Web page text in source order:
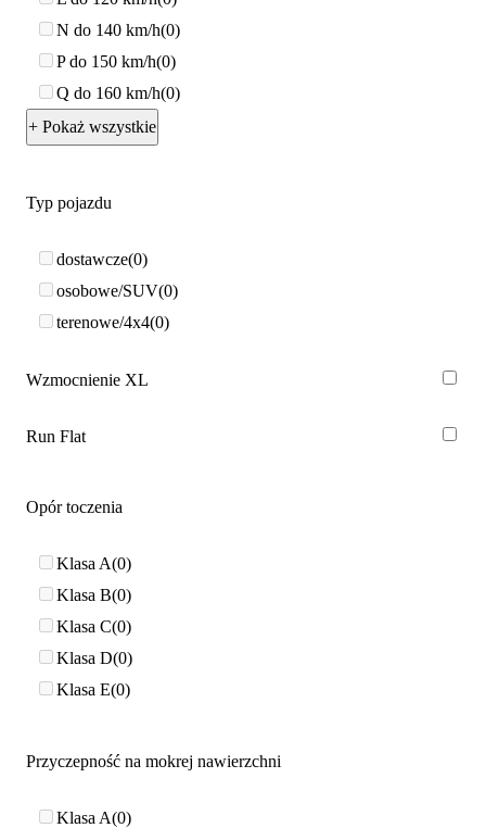
N do 140 km/h 0
P do 150 km/h 0
Q do 160 km/h 0
+ Pokaż wszystkie
Typ pojazdu
dostawcze 0
osobowe/SUV 0
terenowe/4x4 0
Wzmocnienie XL
Run Flat
Opór toczenia
Klasa A 0
Klasa B 0
Klasa C 0
Klasa D 0
Klasa E 0
Przyczepność na mokrej nawierzchni
Klasa A 0